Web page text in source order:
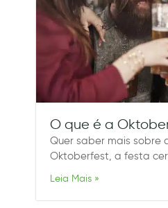
O que é a
Quer saber mais sobre
Oktoberfest, a festa
Leia Mais »